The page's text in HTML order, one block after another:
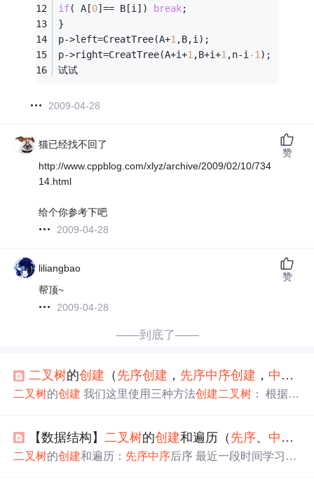
if( A[0]== B[i]) break;
}
p->left=CreatTree(A+1,B,i);
p->right=CreatTree(A+i+1,B+i+1,n-i-1);
试试
2009-04-28
猫已经找不回了
http://www.cppblog.com/xlyz/archive/2009/02/10/734
14.html
给个你参考下吧
2009-04-28
赞
liliangbao
帮顶~
2009-04-28
赞
——到底了——
二叉树的创建 （ 先序创建 ， 先序中序创建 ， 中序
二叉树的创建 我们这里使用三种方法创建二叉树 ： 根据先
③：释放二叉树 节点内存 一：根据先序创建 二叉树
申 请 节点并将当前元素赋值 递归创建其左子树，参数传字
【数据结构】 二叉树的创建和遍历（ 先序、 中序
二叉树的创建和遍历： 先序中序后序 最近一段时间学习了